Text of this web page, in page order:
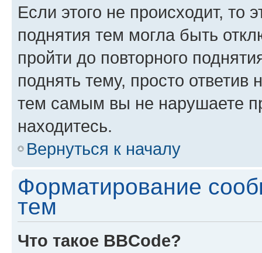
Если этого не происходит, то
поднятия тем могла быть
пройти до повторного
поднять тему, просто ответив
тем самым вы не нарушаете
находитесь.
Вернуться к началу
Форматирование
тем
Что такое BBCode?